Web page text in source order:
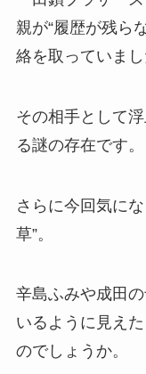
親が“履歴が残ら
絡を取っていまし
その相手として
る謎の存在です。
さらに今回気に
草”。
辛島ふみや成田
いるように見え
のでしょうか。